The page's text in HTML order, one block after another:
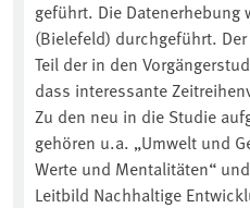
geführt. Die Datenerhebung
(Bielefeld) durchgeführt.
Teil der in den
dass interessante
Zu den neu in die Studie
gehören u.a. „Umwelt und
Werte und Mentalitäten“
Leitbild Nachhaltige